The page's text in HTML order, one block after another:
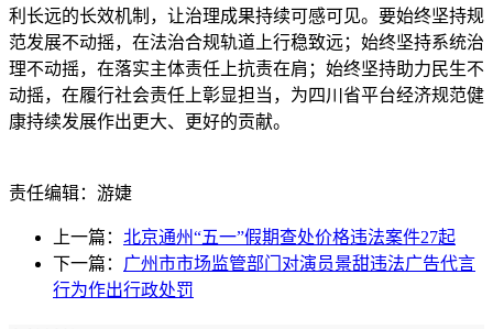
利长远的长效机制，让治理成果持续可感可见。要始终坚持规
范发展不动摇，在法治合规轨道上行稳致远；始终坚持系统治
理不动摇，在落实主体责任上抗责在肩；始终坚持助力民生不
动摇，在履行社会责任上彰显担当，为四川省平台经济规范健
康持续发展作出更大、更好的贡献。
责任编辑：游婕
上一篇： 北京通州“五一”假期查处价格违法案件27起
下一篇： 广州市市场监管部门对演员景甜违法广告代言
行为作出行政处罚